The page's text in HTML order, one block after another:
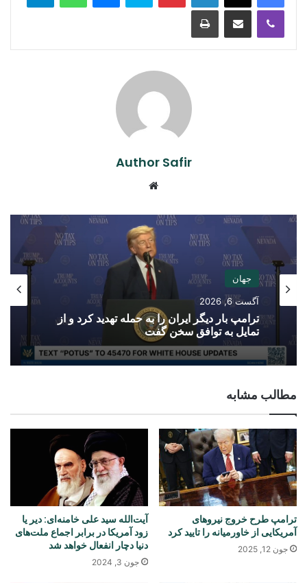
Viber
Share via Email
Print
Author Safir
جهان
آگست 6, 2026
ترامپ بار دیگر ایران را به حمله تهدید کرد و از
تمایل به توافق سخن گفت
مطالب مشابه
ترامپ طرح خروج نیروهای
آمریکایی از خاورمیانه را تایید کرد
جون 12, 2025
آیت‌الله سید علی خامنه‌‌ای: دیر یا
زود آمریکا در برابر اجماع ملت‌های
دنیا دچار انفعال خواهد شد
جون 3, 2024